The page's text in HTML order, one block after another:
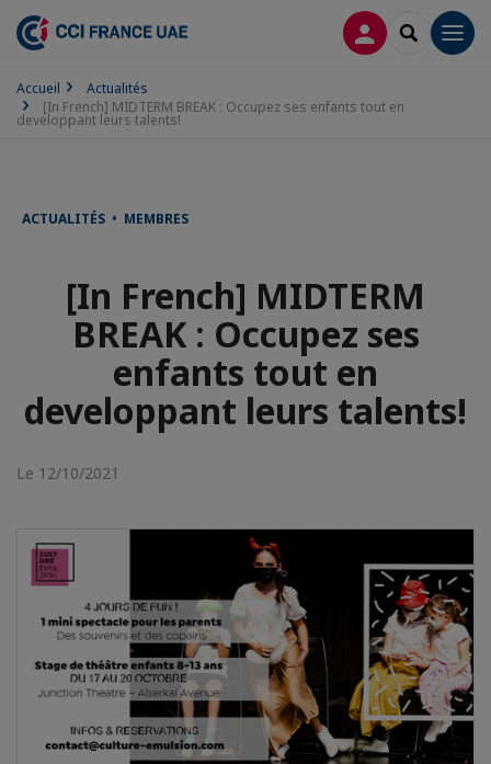
CONNEXION
Accueil
Actualités
[In French] MIDTERM BREAK : Occupez ses enfants tout en
developpant leurs talents!
ACTUALITÉS • MEMBRES
[In French] MIDTERM
BREAK : Occupez ses
enfants tout en
developpant leurs talents!
Le 12/10/2021